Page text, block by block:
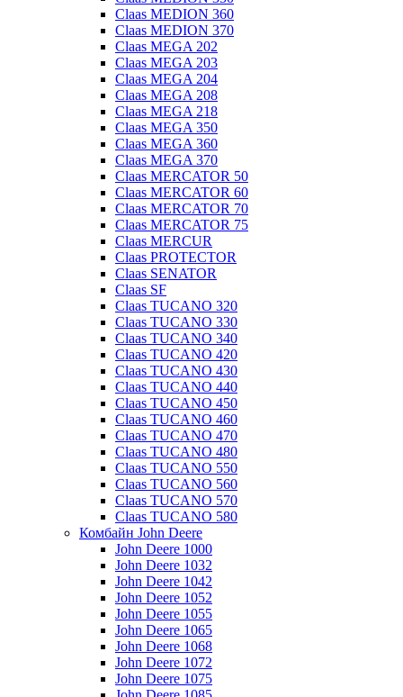
Claas MEDION 360
Claas MEDION 370
Claas MEGA 202
Claas MEGA 203
Claas MEGA 204
Claas MEGA 208
Claas MEGA 218
Claas MEGA 350
Claas MEGA 360
Claas MEGA 370
Claas MERCATOR 50
Claas MERCATOR 60
Claas MERCATOR 70
Claas MERCATOR 75
Claas MERCUR
Claas PROTECTOR
Claas SENATOR
Claas SF
Claas TUCANO 320
Claas TUCANO 330
Claas TUCANO 340
Claas TUCANO 420
Claas TUCANO 430
Claas TUCANO 440
Claas TUCANO 450
Claas TUCANO 460
Claas TUCANO 470
Claas TUCANO 480
Claas TUCANO 550
Claas TUCANO 560
Claas TUCANO 570
Claas TUCANO 580
Комбайн John Deere
John Deere 1000
John Deere 1032
John Deere 1042
John Deere 1052
John Deere 1055
John Deere 1065
John Deere 1068
John Deere 1072
John Deere 1075